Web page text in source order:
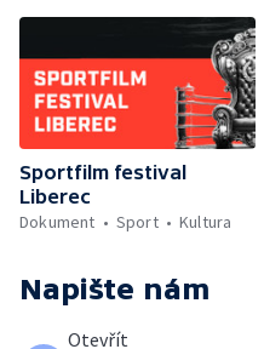
Sportfilm festival
Liberec
Dokument
Sport Kultura
Napište nám
Otevřít